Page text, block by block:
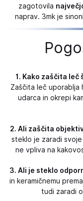
zagotovila
naprav. 3mk je
1. Kako zaščita leč
Zaščita leč uporablja
udarca in okrepi
2. Ali zaščita
steklo je zaradi
ne vpliva na
3. Ali je steklo
in keramičnemu
tudi zaradi